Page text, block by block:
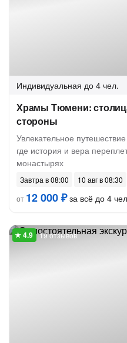
Индивидуальная до 4 чел.
Храмы Тюмени:
стороны
Увлекательное
где история и вера
монастырях
Завтра в 08:00
10 авг в 08:30
от 12 000 ₽за всё до 4
19 отзывов